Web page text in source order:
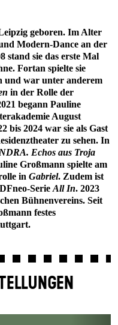
geboren. Im Alter
Modern-Dance an der
stand sie das erste Mal
Fortan spielte sie
und war unter anderem
in der Rolle der
begann Pauline
August
bis 2024 war sie als Gast
zu sehen. In
Echos aus Troja
Großmann spielte am
in Gabriel. Zudem ist
Serie All In. 2023
Bühnenvereins. Seit
festes